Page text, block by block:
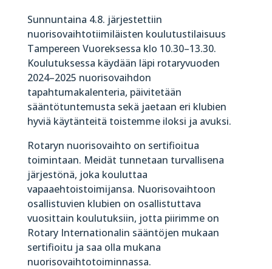
Sunnuntaina 4.8. järjestettiin
nuorisovaihtotiimiläisten koulutustilaisuus
Tampereen Vuoreksessa klo 10.30–13.30.
Koulutuksessa käydään läpi rotaryvuoden
2024–2025 nuorisovaihdon
tapahtumakalenteria, päivitetään
sääntötuntemusta sekä jaetaan eri klubien
hyviä käytänteitä toistemme iloksi ja avuksi.
Rotaryn nuorisovaihto on sertifioitua
toimintaan. Meidät tunnetaan turvallisena
järjestönä, joka kouluttaa
vapaaehtoistoimijansa. Nuorisovaihtoon
osallistuvien klubien on osallistuttava
vuosittain koulutuksiin, jotta piirimme on
Rotary Internationalin sääntöjen mukaan
sertifioitu ja saa olla mukana
nuorisovaihtotoiminnassa.